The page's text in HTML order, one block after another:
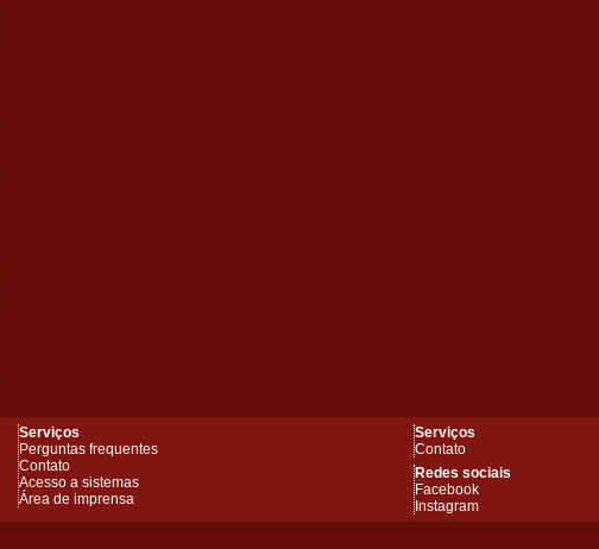
Serviços
Perguntas frequentes
Contato
Acesso a sistemas
Área de imprensa
Serviços
Contato
Redes sociais
Facebook
Instagram